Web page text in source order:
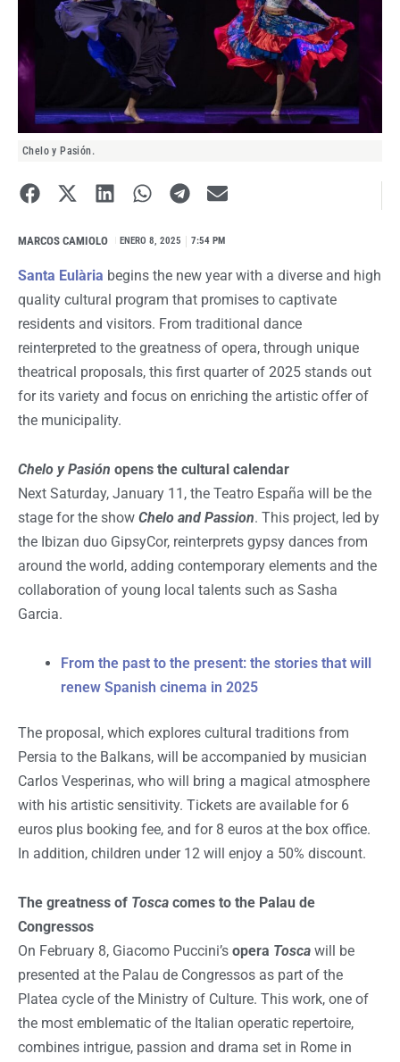
Chelo y Pasión.
MARCOS CAMIOLO ENERO 8, 2025 7:54 PM
Santa Eulària begins the new year with a diverse and high
quality cultural program that promises to captivate
residents and visitors. From traditional dance
reinterpreted to the greatness of opera, through unique
theatrical proposals, this first quarter of 2025 stands out
for its variety and focus on enriching the artistic offer of
the municipality.
Chelo y Pasión opens the cultural calendar
Next Saturday, January 11, the Teatro España will be the
stage for the show Chelo and Passion. This project, led by
the Ibizan duo GipsyCor, reinterprets gypsy dances from
around the world, adding contemporary elements and the
collaboration of young local talents such as Sasha
Garcia.
From the past to the present: the stories that will
renew Spanish cinema in 2025
The proposal, which explores cultural traditions from
Persia to the Balkans, will be accompanied by musician
Carlos Vesperinas, who will bring a magical atmosphere
with his artistic sensitivity. Tickets are available for 6
euros plus booking fee, and for 8 euros at the box office.
In addition, children under 12 will enjoy a 50% discount.
The greatness of Tosca comes to the Palau de
Congressos
On February 8, Giacomo Puccini’s opera Tosca will be
presented at the Palau de Congressos as part of the
Platea cycle of the Ministry of Culture. This work, one of
the most emblematic of the Italian operatic repertoire,
combines intrigue, passion and drama set in Rome in